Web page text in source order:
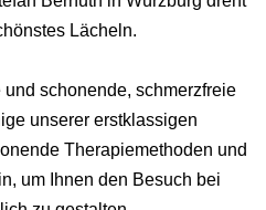
Lächeln.
schonende, schmerzfreie
unserer erstklassigen
Therapiemethoden und
um Ihnen den Besuch bei